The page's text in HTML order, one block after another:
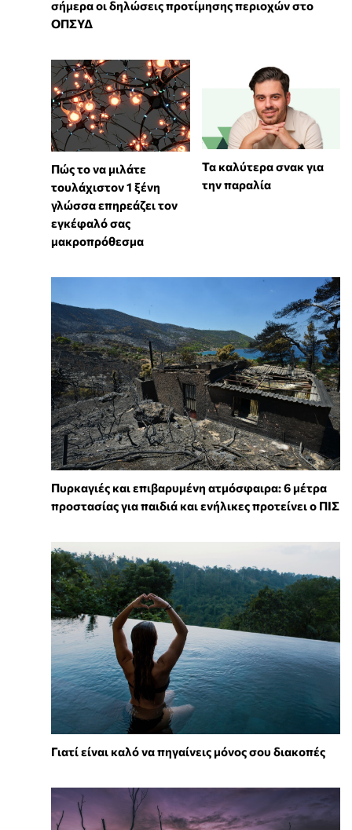
σήμερα οι δηλώσεις προτίμησης περιοχών στο
ΟΠΣΥΔ
⁠Πώς το να μιλάτε
τουλάχιστον 1 ξένη
γλώσσα επηρεάζει τον
εγκέφαλό σας
μακροπρόθεσμα
Τα καλύτερα σνακ για
την παραλία
Πυρκαγιές και επιβαρυμένη ατμόσφαιρα: 6 μέτρα
προστασίας για παιδιά και ενήλικες προτείνει ο ΠΙΣ
Γιατί είναι καλό να πηγαίνεις μόνος σου διακοπές